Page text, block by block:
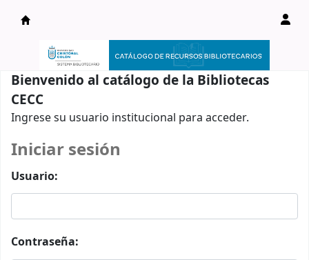
Catálogo en línea
Bienvenido al catálogo de la Bibliotecas
CECC
Ingrese su usuario institucional para acceder.
Iniciar sesión
Usuario:
Contraseña: